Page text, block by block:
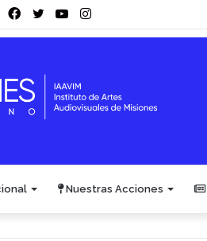
Facebook
TwitterYouTubeInstagram
Nuestras Acciones